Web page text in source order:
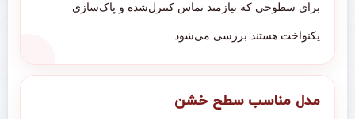
برای سطوحی که نیازمند تماس کنترل‌شده و پاک‌سازی
یکنواخت هستند بررسی می‌شود.
مدل مناسب سطح خشن